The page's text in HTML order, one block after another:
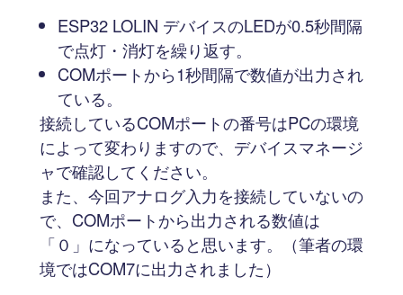
ESP32 LOLIN デバイスのLEDが0.5秒間隔
で点灯・消灯を繰り返す。
COMポートから1秒間隔で数値が出力され
ている。
接続しているCOMポートの番号はPCの環境
によって変わりますので、デバイスマネージ
ャで確認してください。
また、今回アナログ入力を接続していないの
で、COMポートから出力される数値は
「０」になっていると思います。（筆者の環
境ではCOM7に出力されました）